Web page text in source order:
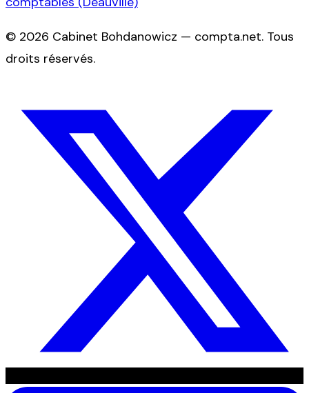
© 2026 Cabinet Bohdanowicz — compta.net. Tous
droits réservés.